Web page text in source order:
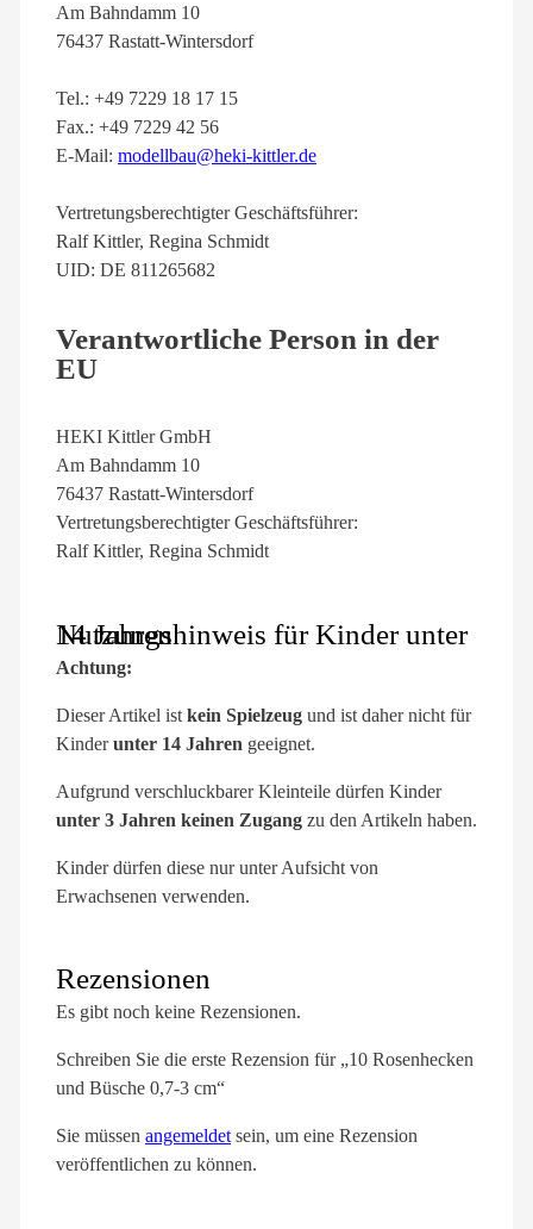
Am Bahndamm 10
76437 Rastatt-Wintersdorf
Tel.: +49 7229 18 17 15
Fax.: +49 7229 42 56
E-Mail: modellbau@heki-kittler.de
Vertretungsberechtigter Geschäftsführer:
Ralf Kittler, Regina Schmidt
UID: DE 811265682
Verantwortliche Person in der
EU
HEKI Kittler GmbH
Am Bahndamm 10
76437 Rastatt-Wintersdorf
Vertretungsberechtigter Geschäftsführer:
Ralf Kittler, Regina Schmidt
Nutzungshinweis für Kinder unter 14 Jahren
Achtung:
Dieser Artikel ist kein Spielzeug und ist daher nicht für
Kinderunter 14 Jahren geeignet.
Aufgrund verschluckbarer Kleinteile dürfen Kinder
unter 3 Jahren keinen Zugang zu den Artikeln haben.
Kinder dürfen diese nur unter Aufsicht von
Erwachsenen verwenden.
Rezensionen
Es gibt noch keine Rezensionen.
Schreiben Sie die erste Rezension für „10 Rosenhecken
und Büsche 0,7-3 cm“
Sie müssen angemeldet sein, um eine Rezension
veröffentlichen zu können.